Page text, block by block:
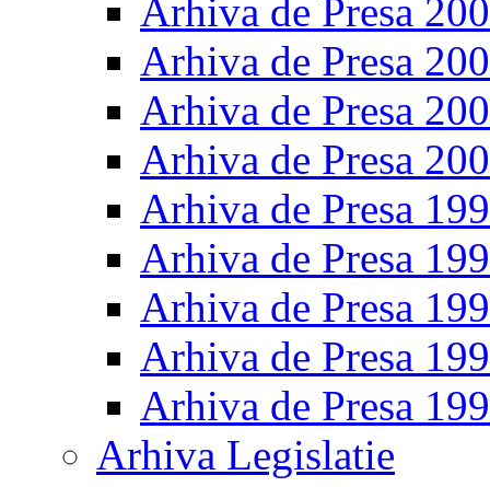
Arhiva de Presa
Arhiva de Presa
Arhiva de Presa
Arhiva de Presa
Arhiva de Presa
Arhiva de Presa
Arhiva de Presa
Arhiva de Presa
Arhiva de Presa
Arhiva Legislatie